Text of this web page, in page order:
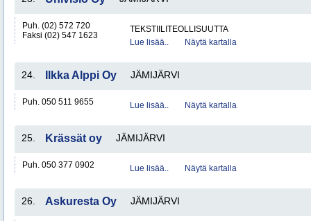
Puh. (02) 572 720
Faksi (02) 547 1623
TEKSTIILITEOLLISUUTTA
Lue lisää..
Näytä kartalla
24. Ilkka Alppi Oy JÄMIJÄRVI
Puh. 050 511 9655 Lue lisää.. Näytä kartalla
25. Krässät oy JÄMIJÄRVI
Puh. 050 377 0902 Lue lisää.. Näytä kartalla
26. Askuresta Oy JÄMIJÄRVI